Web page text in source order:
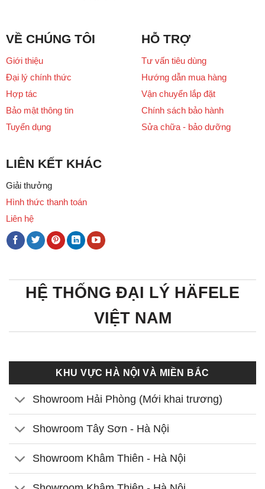
VỀ CHÚNG TÔI
Giới thiệu
Đại lý chính thức
Hợp tác
Bảo mật thông tin
Tuyển dụng
HỖ TRỢ
Tư vấn tiêu dùng
Hướng dẫn mua hàng
Vận chuyển lắp đặt
Chính sách bảo hành
Sửa chữa - bảo dưỡng
LIÊN KẾT KHÁC
Giải thưởng
Hình thức thanh toán
Liên hệ
HỆ THỐNG ĐẠI LÝ HÄFELE
VIỆT NAM
KHU VỰC HÀ NỘI VÀ MIỀN BẮC
Showroom Hải Phòng (Mới khai trương)
Showroom Tây Sơn - Hà Nội
Showroom Khâm Thiên - Hà Nội